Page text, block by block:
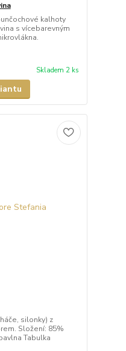
kalhoty
s vícebarevným
Skladem 2 ks
silonky) z
Složení: 85%
Tabulka